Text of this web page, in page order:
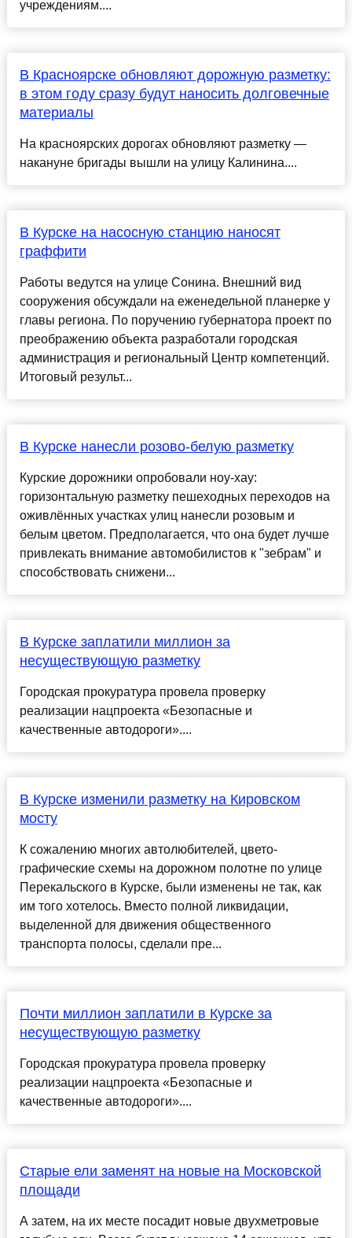
учреждениям....
В Красноярске обновляют дорожную разметку:
в этом году сразу будут наносить долговечные
материалы
На красноярских дорогах обновляют разметку —
накануне бригады вышли на улицу Калинина....
В Курске на насосную станцию наносят
граффити
Работы ведутся на улице Сонина. Внешний вид
сооружения обсуждали на еженедельной планерке у
главы региона. По поручению губернатора проект по
преображению объекта разработали городская
администрация и региональный Центр компетенций.
Итоговый результ...
В Курске нанесли розово-белую разметку
Курские дорожники опробовали ноу-хау:
горизонтальную разметку пешеходных переходов на
оживлённых участках улиц нанесли розовым и
белым цветом. Предполагается, что она будет лучше
привлекать внимание автомобилистов к "зебрам" и
способствовать снижени...
В Курске заплатили миллион за
несуществующую разметку
Городская прокуратура провела проверку
реализации нацпроекта «Безопасные и
качественные автодороги»....
В Курске изменили разметку на Кировском
мосту
К сожалению многих автолюбителей, цвето-
графические схемы на дорожном полотне по улице
Перекальского в Курске, были изменены не так, как
им того хотелось. Вместо полной ликвидации,
выделенной для движения общественного
транспорта полосы, сделали пре...
Почти миллион заплатили в Курске за
несуществующую разметку
Городская прокуратура провела проверку
реализации нацпроекта «Безопасные и
качественные автодороги»....
Старые ели заменят на новые на Московской
площади
А затем, на их месте посадит новые двухметровые